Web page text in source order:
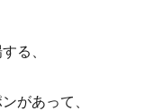
る、
があって、